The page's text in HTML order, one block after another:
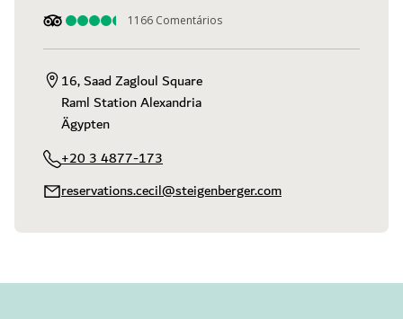
1166 Comentários
16, Saad Zagloul Square
Raml Station Alexandria
Ägypten
+20 3 4877-173
reservations.cecil@steigenberger.com